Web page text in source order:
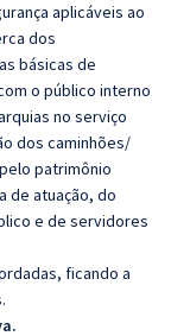
aplicáveis ao
dos
básicas de
o público interno
no serviço
dos caminhões/
patrimônio
de atuação, do
e de servidores
ficando a